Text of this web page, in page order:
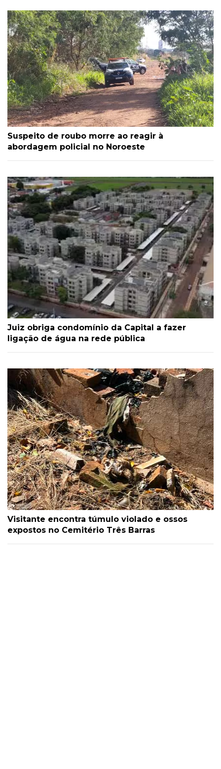
Suspeito de roubo morre ao reagir à
abordagem policial no Noroeste
Juiz obriga condomínio da Capital a fazer
ligação de água na rede pública
Visitante encontra túmulo violado e ossos
expostos no Cemitério Três Barras